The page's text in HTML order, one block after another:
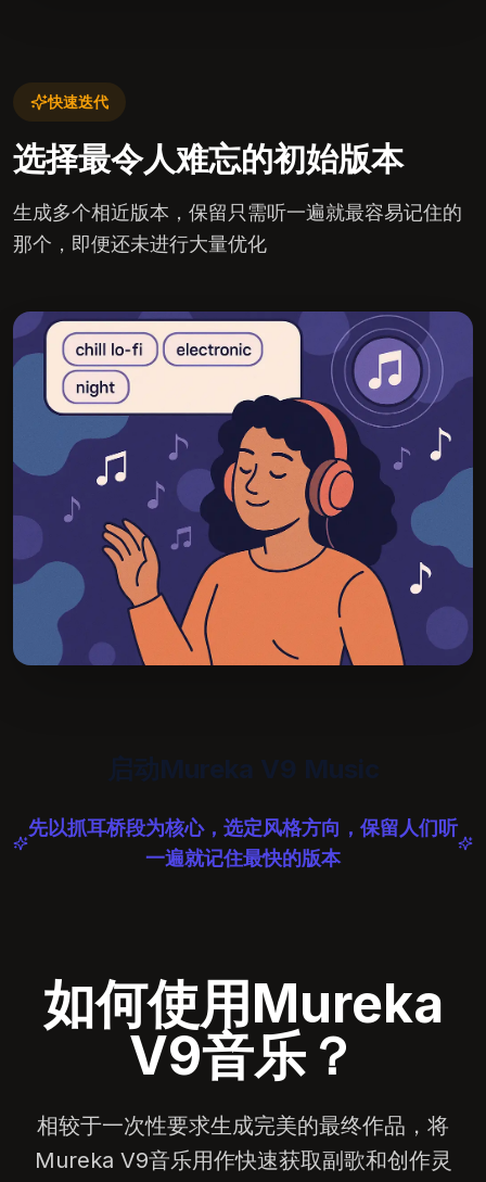
快速迭代
选择最令人难忘的初始版本
生成多个相近版本，保留只需听一遍就最容易记住的
那个，即便还未进行大量优化
启动Mureka V9 Music
先以抓耳桥段为核心，选定风格方向，保留人们听
一遍就记住最快的版本
如何使用Mureka
V9音乐？
相较于一次性要求生成完美的最终作品，将
Mureka V9音乐用作快速获取副歌和创作灵